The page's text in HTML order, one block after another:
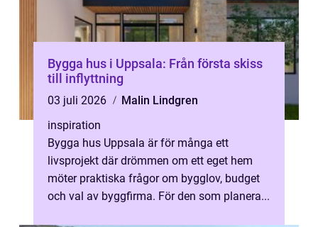
Bygga hus i Uppsala: Från första skiss
till inflyttning
03 juli 2026
Malin Lindgren
inspiration
Bygga hus Uppsala är för många ett
livsprojekt där drömmen om ett eget hem
möter praktiska frågor om bygglov, budget
och val av byggfirma. För den som planera...